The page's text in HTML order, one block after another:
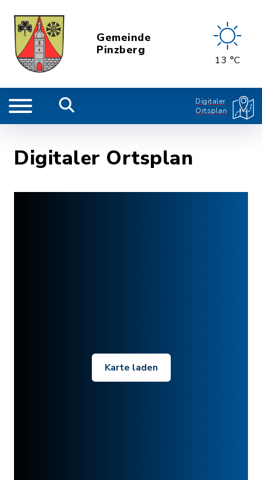
Gemeinde
Pinzberg
13 °C
Digitaler
Ortsplan
Digitaler Ortsplan
Karte laden